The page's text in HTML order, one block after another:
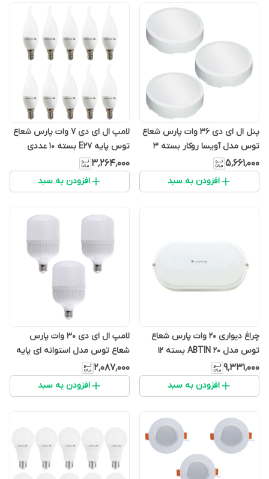
پنل ال ای دی 36 وات پارس شعاع
توس مدل آویسا روکار بسته 3
عددی
۵٬۶۶۱٬۰۰۰
افزودن به سبد
لامپ ال ای دی 7 وات پارس شعاع
توس پایه E27 بسته 10 عددی
۳٬۲۶۴٬۰۰۰
افزودن به سبد
چراغ دیواری 20 وات پارس شعاع
توس مدل ABTIN 20 بسته 12
عددی
۹٬۳۳۱٬۰۰۰
افزودن به سبد
لامپ ال ای دی 30 وات پارس
شعاع توس مدل استوانه ای پایه
E27 بسته 3 عددی
۲٬۰۸۷٬۰۰۰
افزودن به سبد